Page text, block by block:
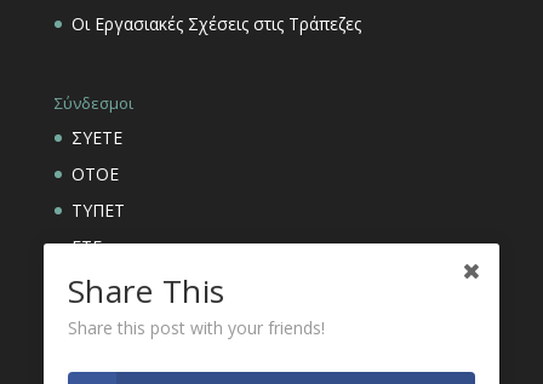
Οι Εργασιακές Σχέσεις στις Τράπεζες
Σύνδεσμοι
ΣΥΕΤΕ
ΟΤΟΕ
ΤΥΠΕΤ
ΕΤΕ
ΑΣΦΑΛΙΣΤΙΚΟΙ ΟΡΓΑΝΙΣΜΟΙ ΕΤΕ
Share This
Share this post with your friends!